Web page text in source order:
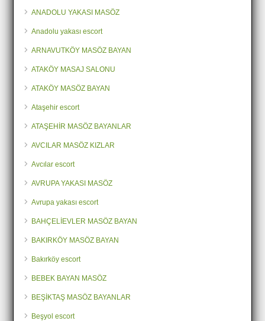
ANADOLU YAKASI MASÖZ
Anadolu yakası escort
ARNAVUTKÖY MASÖZ BAYAN
ATAKÖY MASAJ SALONU
ATAKÖY MASÖZ BAYAN
Ataşehir escort
ATAŞEHİR MASÖZ BAYANLAR
AVCILAR MASÖZ KIZLAR
Avcılar escort
AVRUPA YAKASI MASÖZ
Avrupa yakası escort
BAHÇELİEVLER MASÖZ BAYAN
BAKIRKÖY MASÖZ BAYAN
Bakırköy escort
BEBEK BAYAN MASÖZ
BEŞİKTAŞ MASÖZ BAYANLAR
Beşyol escort